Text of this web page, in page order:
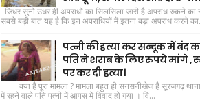
जिधर सुनो उधर ही अपराधों का सिलसिला जारी है अपराध रुकने का
सबसे बड़ी बात यह है कि इन अपराधियों में इतना बड़ा अपराध करने
पत्नी की हत्या कर सन्दूक में बंद
पति ने शराब के लिए रुपये मांगे ,
पर कर दी हत्या।
क्या है पूरा मामला ? मामला बहुत ही सनसनीखेज है सूरजगढ़
में रहने वाले पति पत्नी में आपस में विवाद हो गया । वि...